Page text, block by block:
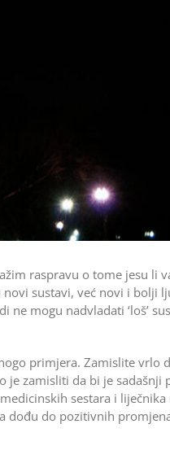
raspravu o tome jesu li
sustavi, već novi i bolji
ne mogu nadvladati ‘loš’
primjera. Zamislite vrlo
zamisliti da bi je sadašnji
sestara i liječnika
dođu do pozitivnih